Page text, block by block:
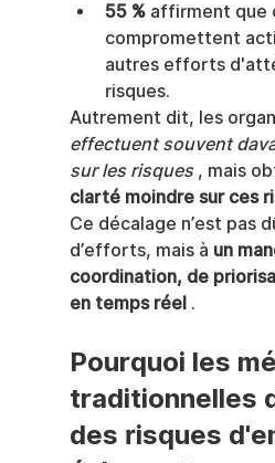
55 % affirment que
compromettent
autres efforts
risques.
Autrement dit, les
effectuent souvent
sur les risques , mais
clarté moindre sur ces
Ce décalage n’est pas
d’efforts, mais à un
coordination, de
en temps réel .
Pourquoi les
traditionnelles
des risques